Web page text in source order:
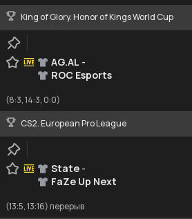
King of Glory. Honor of Kings World Cup
AG.AL -
ROC Esports
(8:3, 14:3, 0:0)
CS2. European Pro League
State -
FaZe Up Next
(13:5, 13:16) перерыв